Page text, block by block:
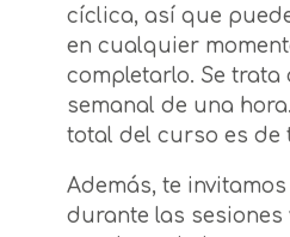
cíclica, así que
en cualquier
completarlo. Se trata
semanal de una
total del curso es de
Además, te
durante las